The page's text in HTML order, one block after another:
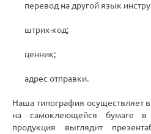
перевод на другой язык
штрих-код;
ценник;
адрес отправки.
Наша типография осуществляет
на самоклеющейся бумаге
продукция выглядит